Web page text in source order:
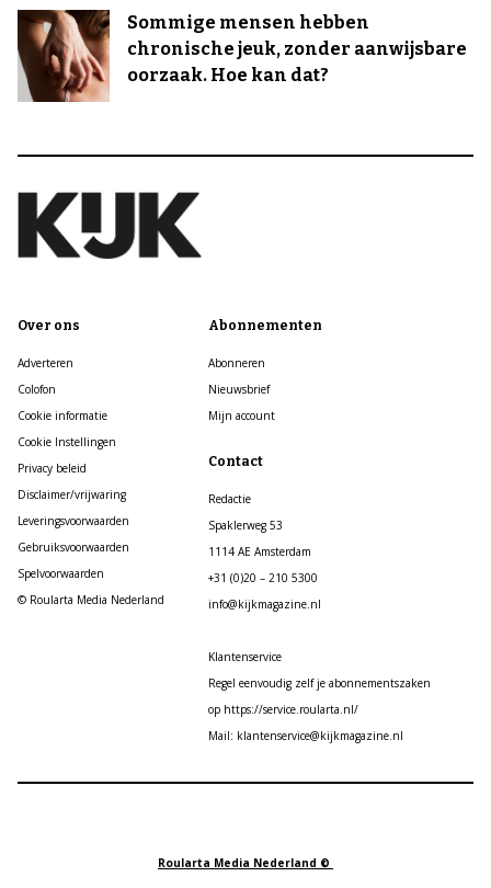
Sommige mensen hebben
chronische jeuk, zonder aanwijsbare
oorzaak. Hoe kan dat?
Over ons
Adverteren
Colofon
Cookie informatie
Cookie Instellingen
Privacy beleid
Disclaimer/vrijwaring
Leveringsvoorwaarden
Gebruiksvoorwaarden
Spelvoorwaarden
© Roularta Media Nederland
Abonnementen
Abonneren
Nieuwsbrief
Mijn account
Contact
Redactie
Spaklerweg 53
1114 AE Amsterdam
+31 (0)20 – 210 5300
info@kijkmagazine.nl
Klantenservice
Regel eenvoudig zelf je abonnementszaken
op https://service.roularta.nl/
Mail: klantenservice@kijkmagazine.nl
Roularta Media Nederland ©